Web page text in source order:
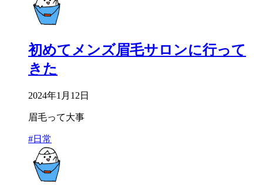
初めてメンズ眉毛サロンに行って
きた
2024年1月12日
眉毛って大事
#日常